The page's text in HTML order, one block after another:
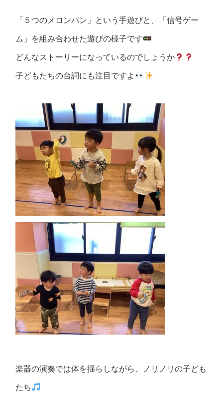
「５つのメロンパン」という手遊びと、「信号ゲー
ム」を組み合わせた遊びの様子です
どんなストーリーになっているのでしょうか
子どもたちの台詞にも注目ですよ
楽器の演奏では体を揺らしながら、ノリノリの子ども
たち